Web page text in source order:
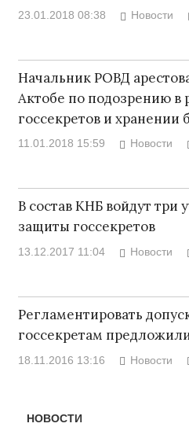
23.01.2018 08:38 Новости
Начальник РОВД
Актобе по подозрению в
госсекретов и хранении
11.01.2018 15:59 Новости
В состав КНБ войдут три
защиты госсекретов
13.12.2017 11:04 Новости
Регламентировать
госсекретам
18.11.2016 13:16 Новости
НОВОСТИ